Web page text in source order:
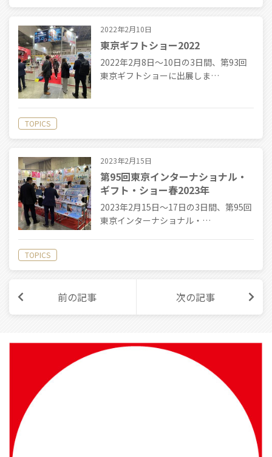
2022年2月10日
東京ギフトショー2022
2022年2月8日〜10日の3日間、第93回
東京ギフトショーに出展しま…
TOPICS
2023年2月15日
第95回東京インターナショナル・
ギフト・ショー春2023年
2023年2月15日〜17日の3日間、第95回
東京インターナショナル・…
TOPICS
前の記事 次の記事